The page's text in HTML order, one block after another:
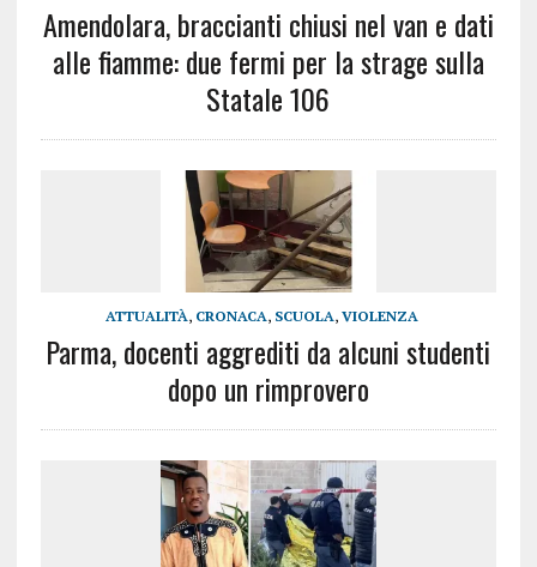
Amendolara, braccianti chiusi nel van e dati
alle fiamme: due fermi per la strage sulla
Statale 106
ATTUALITÀ, CRONACA, SCUOLA,VIOLENZA
Parma, docenti aggrediti da alcuni studenti
dopo un rimprovero